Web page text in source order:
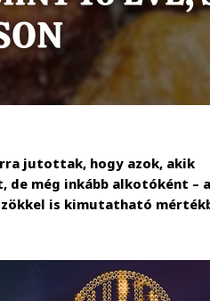
jutottak, hogy azok, akik
de még inkább alkotóként – a
is kimutatható